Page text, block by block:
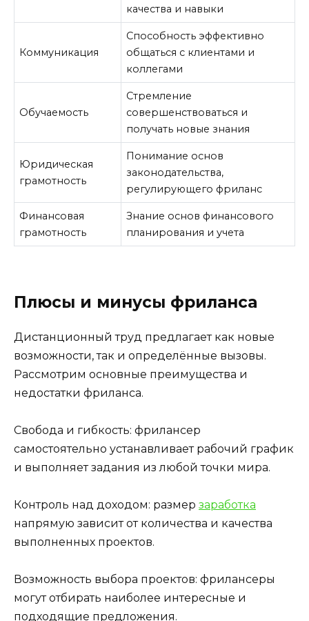
качества и навыки
Коммуникация
Способность эффективно
общаться с клиентами и
коллегами
Обучаемость
Стремление
совершенствоваться и
получать новые знания
Юридическая
грамотность
Понимание основ
законодательства,
регулирующего фриланс
Финансовая
грамотность
Знание основ финансового
планирования и учета
Плюсы и минусы фриланса
Дистанционный труд предлагает как новые
возможности, так и определённые вызовы.
Рассмотрим основные преимущества и
недостатки фриланса.
Свобода и гибкость: фрилансер
самостоятельно устанавливает рабочий график
и выполняет задания из любой точки мира.
Контроль над доходом: размер заработка
напрямую зависит от количества и качества
выполненных проектов.
Возможность выбора проектов: фрилансеры
могут отбирать наиболее интересные и
подходящие предложения.